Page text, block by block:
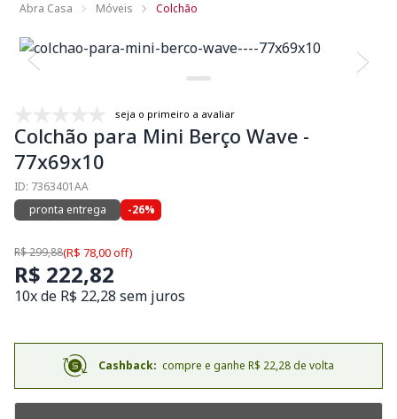
Abra Casa Móveis Colchão
seja o primeiro a avaliar
Colchão para Mini Berço Wave -
77x69x10
ID: 7363401AA
pronta entrega
-26%
R$ 299,88(R$ 78,00 off)
R$ 222,82
10x de R$ 22,28 sem juros
Cashback: compre e ganhe R$ 22,28 de volta